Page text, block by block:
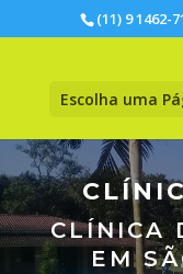
(11) 9 1462-
Escolha uma
CLÍNICA
EM